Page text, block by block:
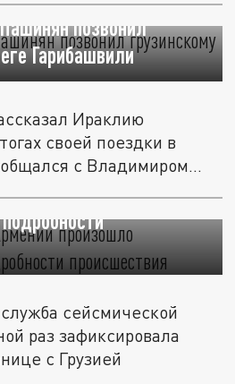
позвонил
Гарибашвили
Ираклию
своей поездки в
с Владимиром...
Армении произошло
сейсмической
раз зафиксировала
с Грузией